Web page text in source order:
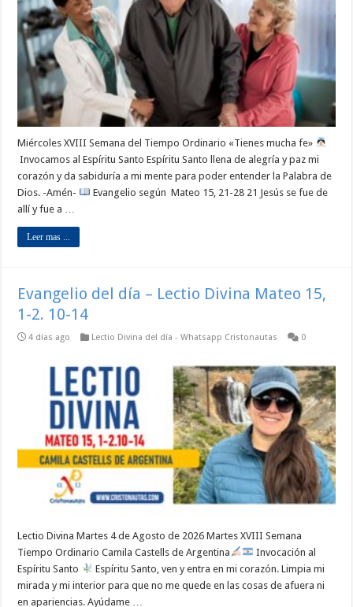
Miércoles XVIII Semana del Tiempo Ordinario «Tienes mucha fe»
Invocamos al Espíritu Santo Espíritu Santo llena de alegría y paz mi
corazón y da sabiduría a mi mente para poder entender la Palabra de
Dios. -Amén-
Evangelio según Mateo 15, 21-28 21 Jesús se fue de
allí y fue a …
Leer mas ...
Evangelio del día – Lectio Divina Mateo 15,
1-2. 10-14
4 días ago Lectio Divina del día - Whatsapp Cristonautas 0
Lectio Divina Martes 4 de Agosto de 2026 Martes XVIII Semana
Tiempo Ordinario Camila Castells de Argentina
Invocación al
Espíritu Santo
Espíritu Santo, ven y entra en mi corazón. Limpia mi
mirada y mi interior para que no me quede en las cosas de afuera ni
en apariencias. Ayúdame …